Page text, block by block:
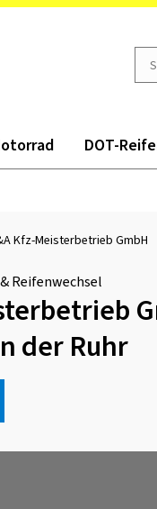
DOT-
Kfz-Meisterbetrieb GmbH
Reifenwechsel
der Ruhr